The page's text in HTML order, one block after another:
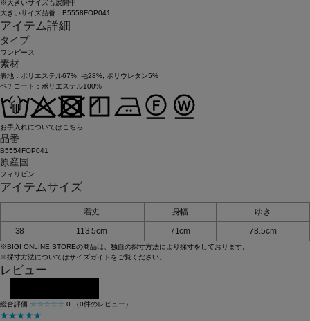
※大きいサイズも展開中
大きいサイズ品番：B5558FOP041
アイテム詳細
タイプ
ワンピース
素材
表地：ポリエステル67%, 毛28%, ポリウレタン5%
ペチコート：ポリエステル100%
お手入れについてはこちら
品番
B5554FOP041
原産国
フィリピン
アイテムサイズ
着丈 身幅
ゆき
38
113.5cm 71cm 78.5cm
※BIGI ONLINE STOREの商品は、独自の採寸方法により採寸をしております。
※採寸方法についてはサイズガイドをご覧ください。
レビュー
総合評価 ☆☆☆☆☆ 0 （0件のレビュー）
★★★★★